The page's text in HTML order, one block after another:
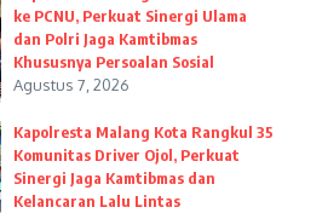
ke PCNU, Perkuat Sinergi Ulama
dan Polri Jaga Kamtibmas
Khususnya Persoalan Sosial
Agustus 7, 2026
Kapolresta Malang Kota Rangkul 35
Komunitas Driver Ojol, Perkuat
Sinergi Jaga Kamtibmas dan
Kelancaran Lalu Lintas